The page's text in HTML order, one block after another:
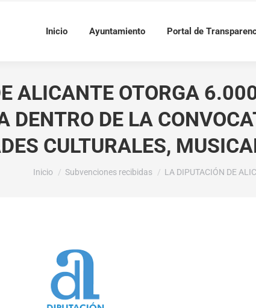
Inicio Ayuntamiento Portal de
ALICANTE OTORGA
DENTRO DE LA
CULTURALES,
Estás aquí:
Inicio Subvenciones recibidas LA DIPUTACIÓN DE